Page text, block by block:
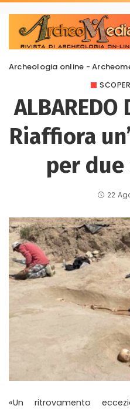
Archeologia online -
ALBAREDO
Riaffiora
per
22
«Un ritrovamento